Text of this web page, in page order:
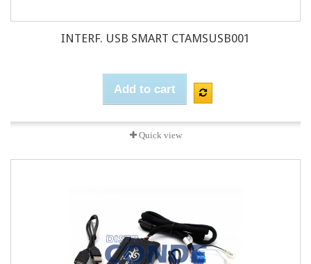
INTERF. USB SMART CTAMSUSB001
Add to cart
Quick view